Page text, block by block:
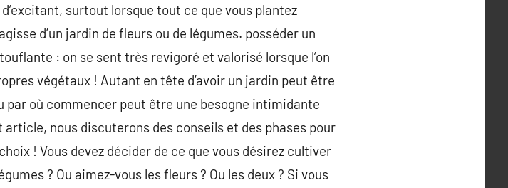
surtout lorsque tout ce que vous plantez
d’un jardin de fleurs ou de légumes. posséder un
: on se sent très revigoré et valorisé lorsque l’on
végétaux ! Autant en tête d’avoir un jardin peut être
où commencer peut être une besogne intimidante
nous discuterons des conseils et des phases pour
! Vous devez décider de ce que vous désirez cultiver
? Ou aimez-vous les fleurs ? Ou les deux ? Si vous